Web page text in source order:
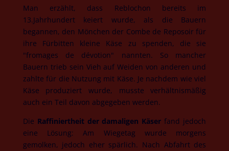
Man erzählt, dass Reblochon bereits im
13.Jahrhundert keiert wurde, als die Bauern
begannen, den Mönchen der Combe de Reposoir für
ihre Fürbitten kleine Käse zu spenden, die sie
"fromages de dévotion" nannten. So mancher
Bauern trieb sein Vieh auf Weiden von anderen und
zahlte für die Nutzung mit Käse. Je nachdem wie viel
Käse produziert wurde, musste verhältnismäßig
auch ein Teil davon abgegeben werden.
Die Raffiniertheit der damaligen Käser fand jedoch
eine Lösung: Am Wiegetag wurde morgens
gemolken, jedoch eher spärlich. Nach Abfahrt des